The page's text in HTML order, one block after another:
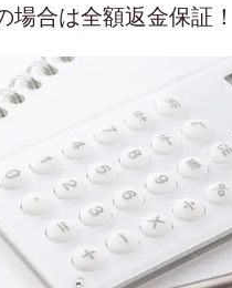
場合は全額返金保証！